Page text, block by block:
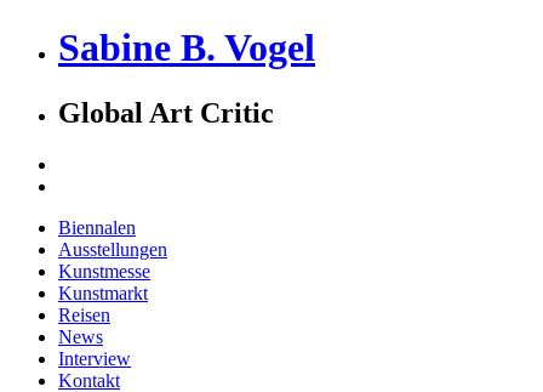
Sabine B. Vogel
Global Art Critic
Biennalen
Ausstellungen
Kunstmesse
Kunstmarkt
Reisen
News
Interview
Kontakt